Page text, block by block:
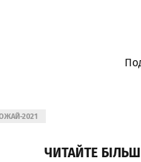
2021
ЧИТАЙТЕ